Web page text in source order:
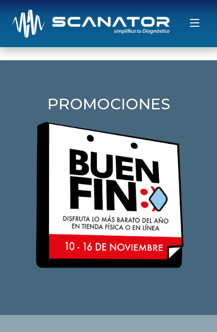
Saltar al contenido
PROMOCIONES